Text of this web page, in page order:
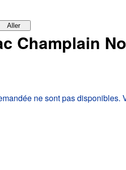
Aller
Champlain
ne sont pas